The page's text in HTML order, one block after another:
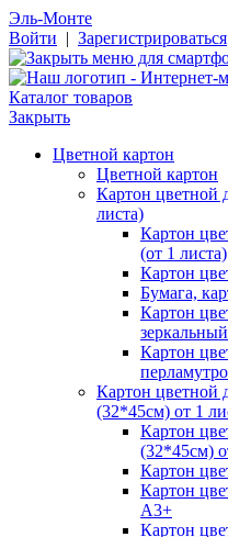
Эль-Монте
Войти | Зарегистрироваться
Каталог товаров
Закрыть
Цветной картон
Цветной картон
Картон цветной
листа)
Картон
(от 1 листа)
Картон
Бумага,
Картон
Картон
Картон цветной
(32*45см) от 1
Картон
(32*45см)
Картон
Картон
А3+
Картон